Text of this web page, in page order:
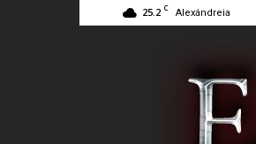
25.2 C Alexándreia